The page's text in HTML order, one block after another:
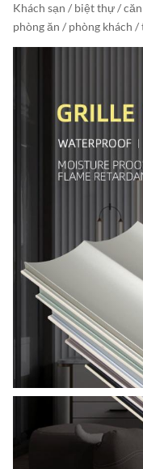
Khách sạn / biệt thự /
phòng ăn / phòng khách